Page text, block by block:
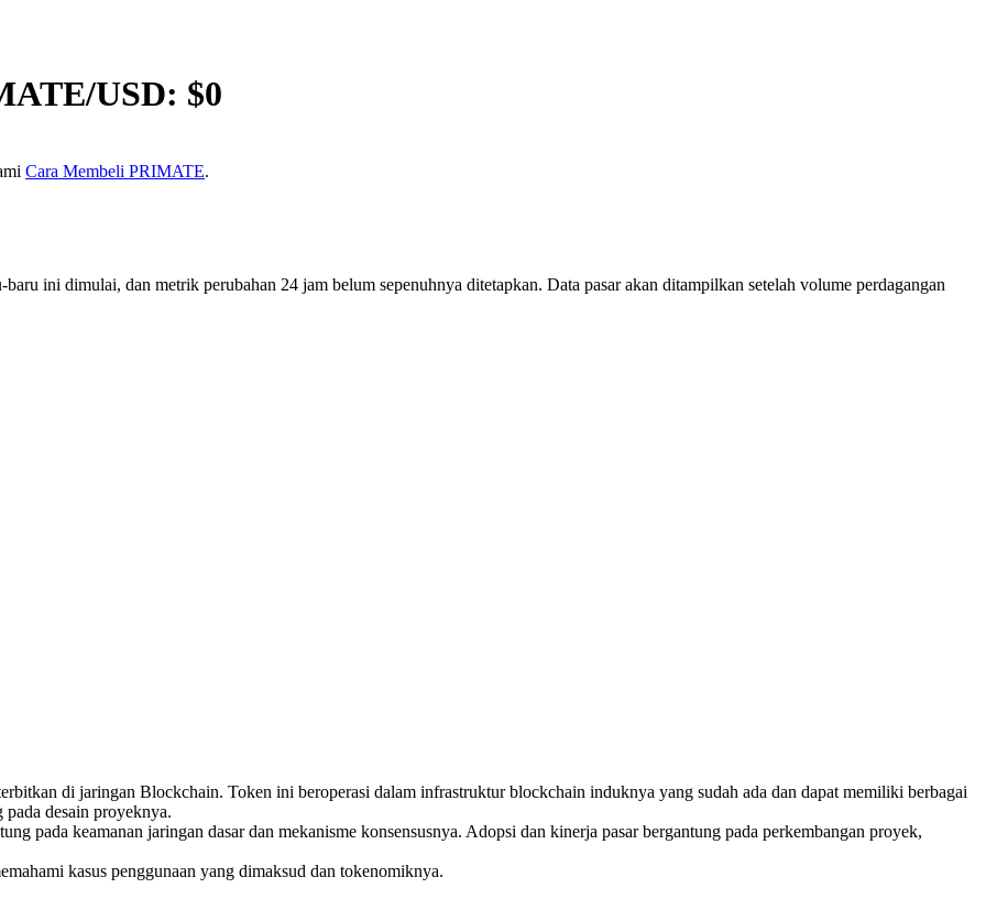
/USD: $0
Cara Membeli PRIMATE.
ini dimulai, dan metrik perubahan 24 jam belum sepenuhnya ditetapkan. Data pasar akan ditampilkan setelah volume perdagangan
di jaringan Blockchain. Token ini beroperasi dalam infrastruktur blockchain induknya yang sudah ada dan dapat memiliki berbagai
pada desain proyeknya.
pada keamanan jaringan dasar dan mekanisme konsensusnya. Adopsi dan kinerja pasar bergantung pada perkembangan proyek,
kasus penggunaan yang dimaksud dan tokenomiknya.